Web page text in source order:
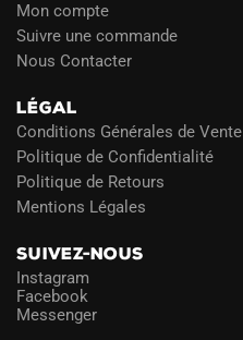
Mon compte
Suivre une commande
Nous Contacter
LÉGAL
Conditions Générales de Vente
Politique de Confidentialité
Politique de Retours
Mentions Légales
SUIVEZ-NOUS
Instagram
Facebook
Messenger